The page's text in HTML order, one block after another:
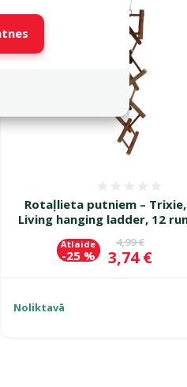
Rotaļlieta putniem –
Living hanging ladder, 12
Oriģinālā cena
4,99 €
Cena
3,74 €
Atlaide
-25 %
Noliktavā